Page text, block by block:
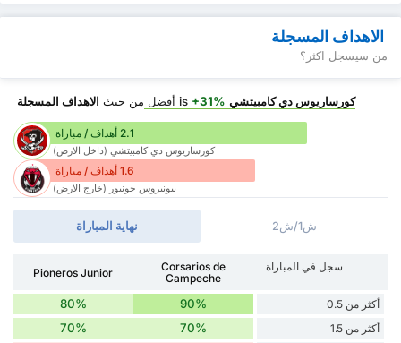
الاهداف المسجلة
من سيسجل اكثر؟
كورساريوس دي كامبيتشي +31% أفضل من حيث الاهداف المسجلة
2.1 أهداف / مباراة
كورساريوس دي كامبيتشي (داخل الارض)
1.6 أهداف / مباراة
بيونيروس جونيور (خارج الارض)
نهاية المباراة ش1/ش2
سجل في المباراة
Corsarios de
Campeche
Pioneros Junior
أكثر من 0.5 90%
80%
أكثر من 1.5 70%
70%